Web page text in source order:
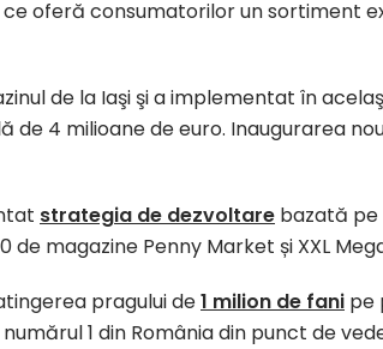
oferă consumatorilor un sortiment
de la Iaşi şi a implementat în
de 4 milioane de euro. Inaugurarea
strategia de dezvoltare bazată pe
magazine Penny Market și XXL
pragului de1 milion de fani pe
1 din România din punct de